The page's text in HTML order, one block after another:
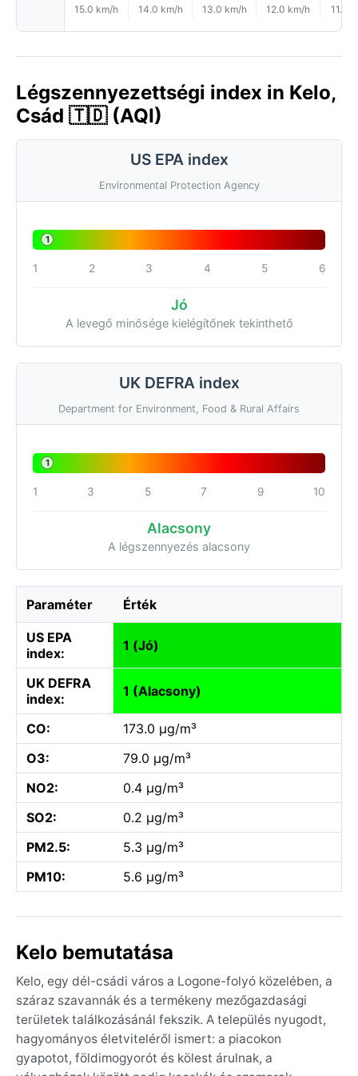
15.0 km/h 14.0 km/h 13.0 km/h 12.0 km/h 11.0
Légszennyezettségi index in Kelo,
Csád 🇹🇩 (AQI)
US EPA index
Environmental Protection Agency
1
1 2 3 4 5 6
Jó
A levegő minősége kielégítőnek tekinthető
UK DEFRA index
Department for Environment, Food & Rural Affairs
1
1 3 5 7 9 10
Alacsony
A légszennyezés alacsony
Paraméter Érték
US EPA
index:
1 (Jó)
UK DEFRA
index:
1 (Alacsony)
CO:
173.0 µg/m³
O3:
79.0 µg/m³
NO2:
0.4 µg/m³
SO2:
0.2 µg/m³
PM2.5:
5.3 µg/m³
PM10:
5.6 µg/m³
Kelo bemutatása
Kelo, egy dél-csádi város a Logone-folyó közelében, a
száraz szavannák és a termékeny mezőgazdasági
területek találkozásánál fekszik. A település nyugodt,
hagyományos életviteléről ismert: a piacokon
gyapotot, földimogyorót és kölest árulnak, a